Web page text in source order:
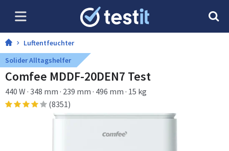
Luftentfeuchter
Solider Alltagshelfer
Comfee MDDF-20DEN7 Test
440 W · 348 mm · 239 mm · 496 mm · 15 kg
(8351)